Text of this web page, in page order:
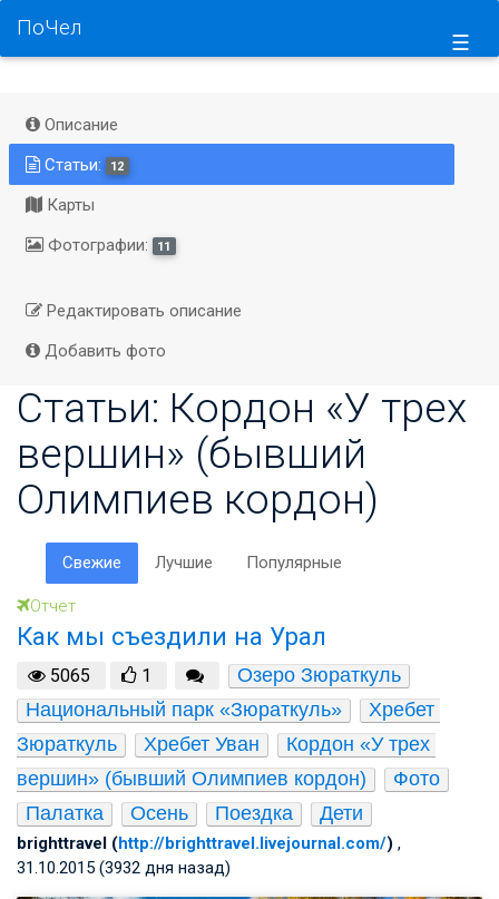
☰
ПоЧел
Описание
Статьи:
12
Карты
Фотографии:
11
Редактировать описание
Добавить фото
Статьи: Кордон «У трех
вершин» (бывший
Олимпиев кордон)
Свежие Лучшие Популярные
Отчет
Как мы съездили на Урал
5065 1
Озеро Зюраткуль
Национальный парк «Зюраткуль»
Хребет
Зюраткуль
Хребет Уван
Кордон «У трех
вершин» (бывший Олимпиев кордон)
Фото
Палатка
Осень Поездка Дети
brighttravel (http://brighttravel.livejournal.com/) ,
31.10.2015 (3932 дня назад)